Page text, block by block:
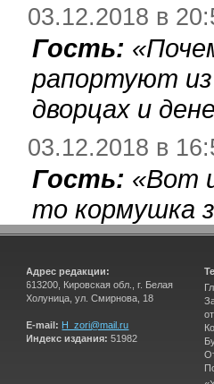
03.12.2018 в
Гость: «
рапортуют из
дворцах и
03.12.2018 в
Гость: «Вот
то кормушка
Адрес редакции:
613200, Кировская обл., г. Белая
Холуница, ул. Смирнова, 18
E-mail: H_zori@mail.ru
Индекс издания: 51982